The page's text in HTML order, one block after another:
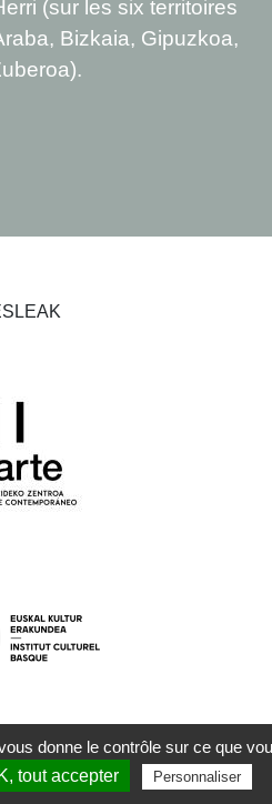
(sur les six territoires
Bizkaia, Gipuzkoa,
donne le contrôle sur ce que
tout accepter Personnaliser